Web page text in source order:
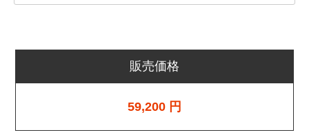
販売価格
59,200 円